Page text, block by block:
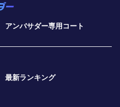
アンバサダー専用コート
最新ランキング